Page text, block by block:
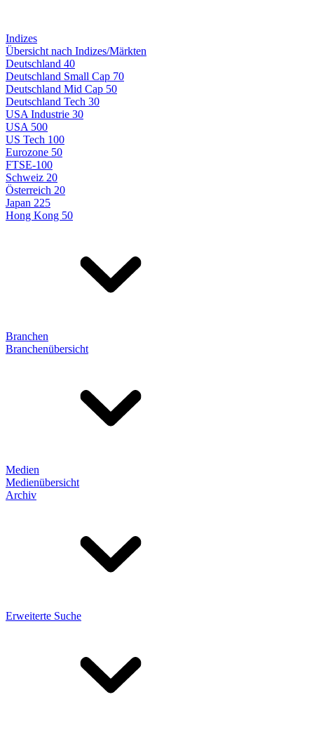
Indizes
Übersicht nach Indizes/Märkten
Deutschland 40
Deutschland Small Cap 70
Deutschland Mid Cap 50
Deutschland Tech 30
USA Industrie 30
USA 500
US Tech 100
Eurozone 50
FTSE-100
Schweiz 20
Österreich 20
Japan 225
Hong Kong 50
Branchen
Branchenübersicht
Medien
Medienübersicht
Archiv
Erweiterte Suche